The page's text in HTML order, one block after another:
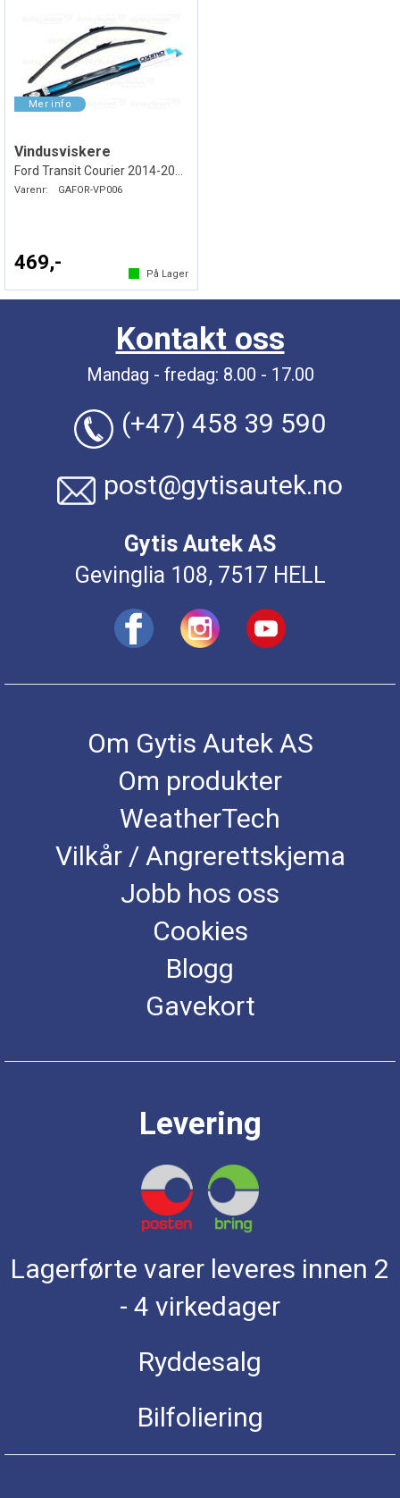
Vindusviskere
Varenr: GAFOR-VP006
469,-
På Lager
Kontakt oss
Mandag - fredag: 8.00 - 17.00
(+47) 458 39 590
post@gytisautek.no
Gytis Autek AS
Gevinglia 108, 7517 HELL
Om Gytis Autek AS
Om produkter
WeatherTech
Vilkår / Angrerettskjema
Jobb hos oss
Cookies
Blogg
Gavekort
Levering
Lagerførte varer leveres innen 2
- 4 virkedager
Ryddesalg
Bilfoliering